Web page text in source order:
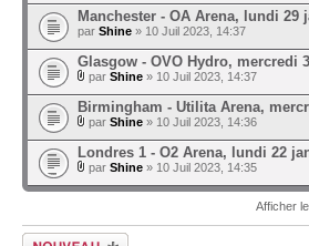
Manchester - OA Arena, lundi 29
par Shine » 10 Juil 2023, 14:37
Glasgow - OVO Hydro, mercredi
par Shine » 10 Juil 2023, 14:37
Birmingham - Utilita Arena,
par Shine » 10 Juil 2023, 14:36
Londres 1 - O2 Arena, lundi 22
par Shine » 10 Juil 2023, 14:35
Afficher
Ecrire un nouveau